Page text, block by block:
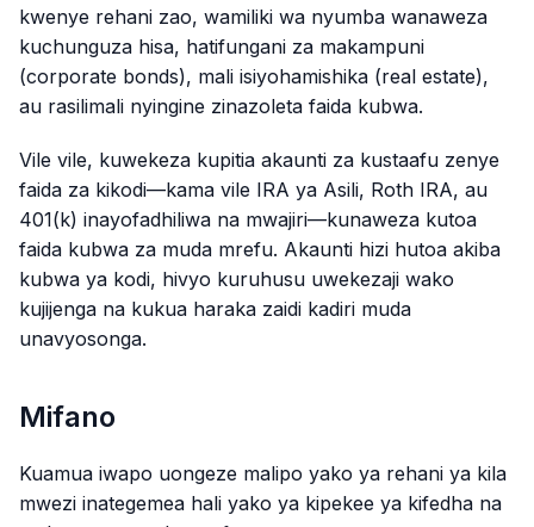
kwenye rehani zao, wamiliki wa nyumba wanaweza
kuchunguza hisa, hatifungani za makampuni
(corporate bonds), mali isiyohamishika (real estate),
au rasilimali nyingine zinazoleta faida kubwa.
Vile vile, kuwekeza kupitia akaunti za kustaafu zenye
faida za kikodi—kama vile IRA ya Asili, Roth IRA, au
401(k) inayofadhiliwa na mwajiri—kunaweza kutoa
faida kubwa za muda mrefu. Akaunti hizi hutoa akiba
kubwa ya kodi, hivyo kuruhusu uwekezaji wako
kujijenga na kukua haraka zaidi kadiri muda
unavyosonga.
Mifano
Kuamua iwapo uongeze malipo yako ya rehani ya kila
mwezi inategemea hali yako ya kipekee ya kifedha na